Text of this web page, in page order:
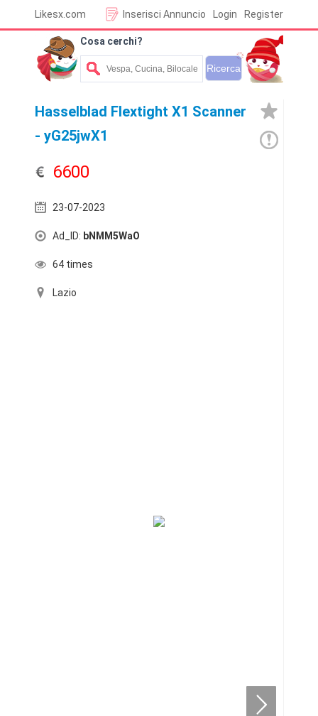
Likesx.com Login Register
Inserisci Annuncio
Cosa cerchi?
Hasselblad Flextight X1 Scanner
- yG25jwX1
6600
23-07-2023
Ad_ID: bNMM5WaO
64 times
Lazio